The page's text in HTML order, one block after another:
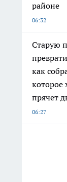
районе
06:32
Старую
как
которое
прячет
06:27